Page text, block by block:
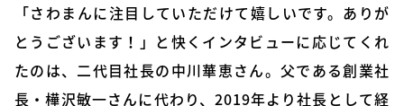
「さわまんに注目していただけて嬉しいです。ありが
とうございます！」と快くインタビューに応じてくれ
たのは、二代目社長の中川華恵さん。父である創業社
長・樺沢敏一さんに代わり、2019年より社長として経